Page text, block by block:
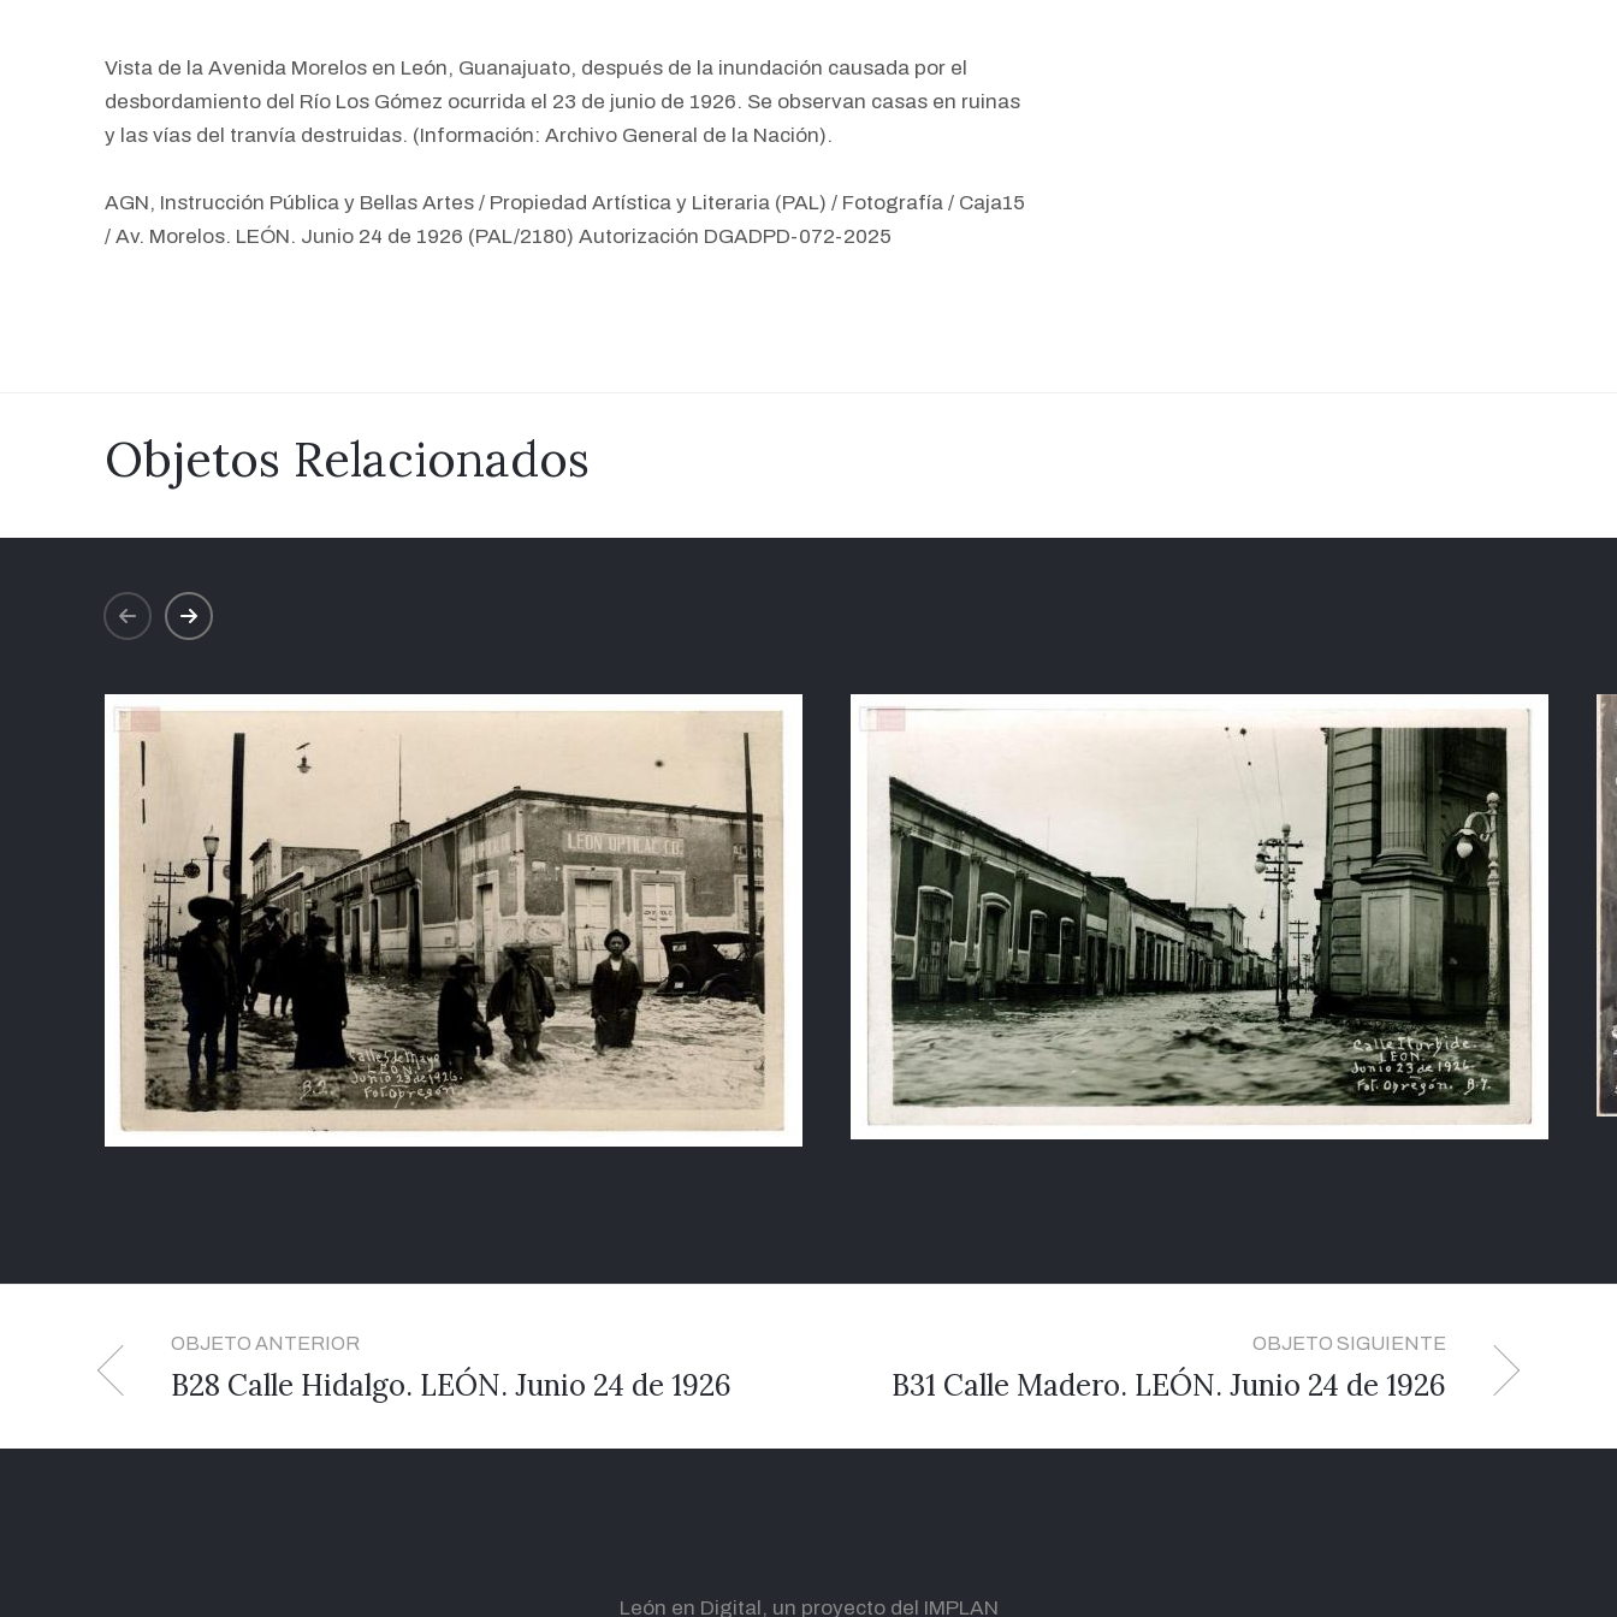
Vista de la Avenida Morelos en León, Guanajuato, después de la inundación causada por el
desbordamiento del Río Los Gómez ocurrida el 23 de junio de 1926. Se observan casas en ruinas
y las vías del tranvía destruidas. (Información: Archivo General de la Nación).
AGN, Instrucción Pública y Bellas Artes / Propiedad Artística y Literaria (PAL) / Fotografía / Caja15
/ Av. Morelos. LEÓN. Junio 24 de 1926 (PAL/2180) Autorización DGADPD-072-2025
Objetos Relacionados
prev next
OBJETO ANTERIOR
B28 Calle Hidalgo. LEÓN. Junio 24 de 1926
OBJETO SIGUIENTE
B31 Calle Madero. LEÓN. Junio 24 de 1926
León en Digital, un proyecto del IMPLAN